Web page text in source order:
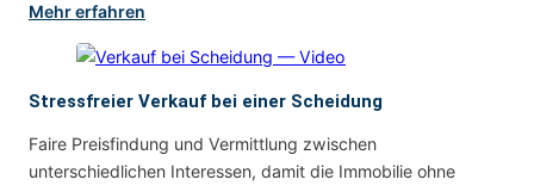
Mehr erfahren
Stressfreier Verkauf bei einer Scheidung
Faire Preisfindung und Vermittlung zwischen
unterschiedlichen Interessen, damit die Immobilie ohne